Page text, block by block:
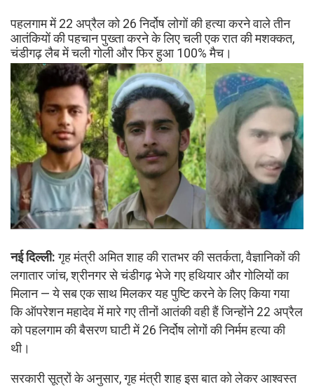
पहलगाम में 22 अप्रैल को 26 निर्दोष लोगों की हत्या करने वाले तीन
आतंकियों की पहचान पुख्ता करने के लिए चली एक रात की मशक्कत,
चंडीगढ़ लैब में चली गोली और फिर हुआ 100% मैच।
नई दिल्ली: गृह मंत्री अमित शाह की रातभर की सतर्कता, वैज्ञानिकों की
लगातार जांच, श्रीनगर से चंडीगढ़ भेजे गए हथियार और गोलियों का
मिलान — ये सब एक साथ मिलकर यह पुष्टि करने के लिए किया गया
कि ऑपरेशन महादेव में मारे गए तीनों आतंकी वही हैं जिन्होंने 22 अप्रैल
को पहलगाम की बैसरण घाटी में 26 निर्दोष लोगों की निर्मम हत्या की
थी।
सरकारी सूत्रों के अनुसार, गृह मंत्री शाह इस बात को लेकर आश्वस्त